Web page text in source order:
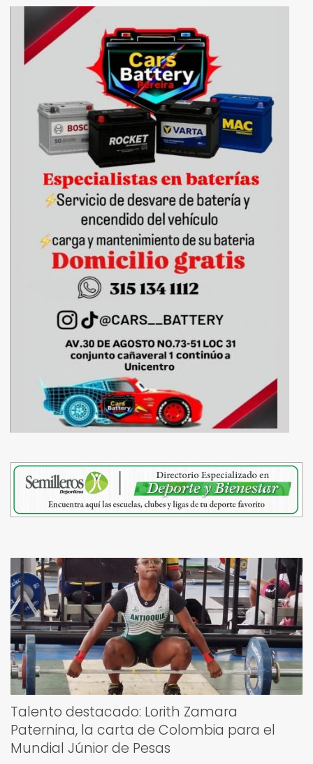
Talento destacado: Lorith Zamara
Paternina, la carta de Colombia para el
Mundial Júnior de Pesas